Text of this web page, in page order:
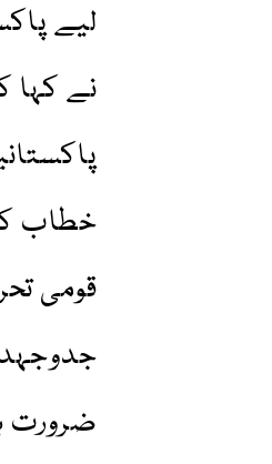
لیے
نے کہا
خطاب
قومی
ضرورت